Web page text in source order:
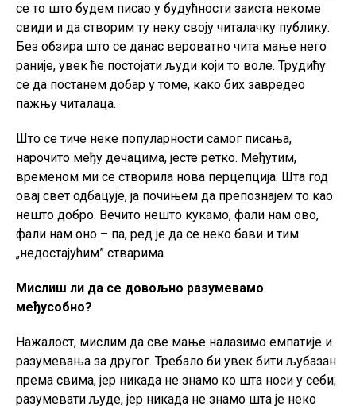
се то што будем писао у будућности заиста некоме
свиди и да створим ту неку своју читалачку публику.
Без обзира што се данас вероватно чита мање него
раније, увек ће постојати људи који то воле. Трудићу
се да постанем добар у томе, како бих завредео
пажњу читалаца.
Што се тиче неке популарности самог писања,
нарочито међу дечацима, јесте ретко. Међутим,
временом ми се створила нова перцепција. Шта год
овај свет одбацује, ја почињем да препознајем то као
нешто добро. Вечито нешто кукамо, фали нам ово,
фали нам оно – па, ред је да се неко бави и тим
„недостајућим” стварима.
Мислиш ли да се довољно разумевамо
међусобно?
Нажалост, мислим да све мање налазимо емпатије и
разумевања за другог. Требало би увек бити љубазан
према свима, јер никада не знамо ко шта носи у себи;
разумевати људе, јер никада не знамо шта је неко